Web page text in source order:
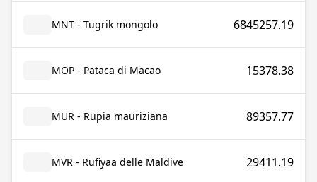
MNT - Tugrik mongolo 6845257.19
MOP - Pataca di Macao 15378.38
MUR - Rupia mauriziana 89357.77
MVR - Rufiyaa delle Maldive 29411.19